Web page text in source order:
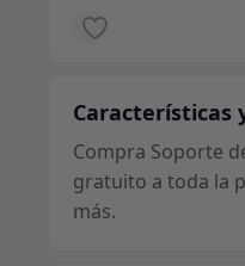
Características
Compra Soporte
gratuito a toda la
más.